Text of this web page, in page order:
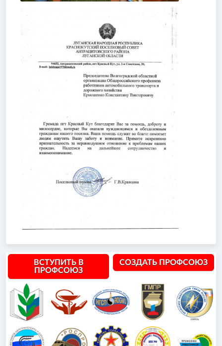
ВСТУПИТЬ В
ПРОФСОЮЗ
СОЗДАТЬ ПРОФСОЮЗ